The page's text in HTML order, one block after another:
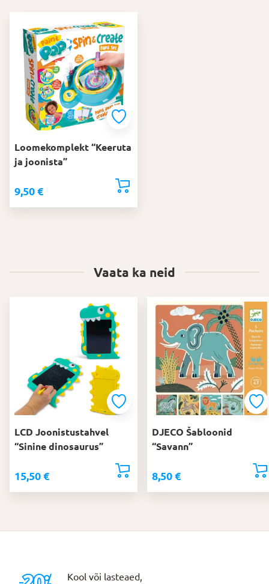
Loomekomplekt “Keeruta
ja joonista”
9,50 €
Vaata ka neid
LCD Joonistustahvel
“Sinine dinosaurus”
15,50 €
DJECO Šabloonid
“Savann”
8,50 €
Kool või lasteaed,